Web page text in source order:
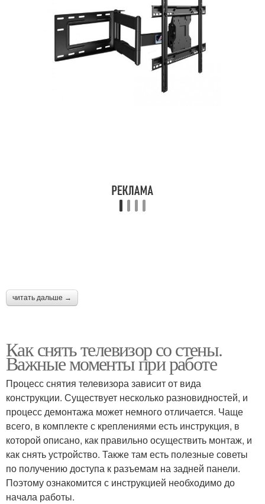
читать дальше →
Как снять телевизор со стены.
Важные моменты при работе
Процесс снятия телевизора зависит от вида
конструкции. Существует несколько разновидностей, и
процесс демонтажа может немного отличается. Чаще
всего, в комплекте с креплениями есть инструкция, в
которой описано, как правильно осуществить монтаж, и
как снять устройство. Также там есть полезные советы
по получению доступа к разъемам на задней панели.
Поэтому ознакомится с инструкцией необходимо до
начала работы.